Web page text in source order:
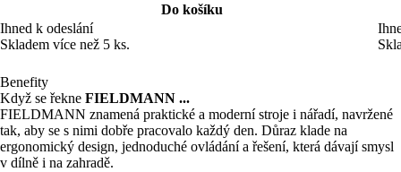
Do košíku
Ihned k odeslání
Skladem více než 5 ks.
Benefity
Když se řekne FIELDMANN ...
FIELDMANN znamená praktické a moderní stroje i nářadí, navržené
tak, aby se s nimi dobře pracovalo každý den. Důraz klade na
ergonomický design, jednoduché ovládání a řešení, která dávají smysl
v dílně i na zahradě.